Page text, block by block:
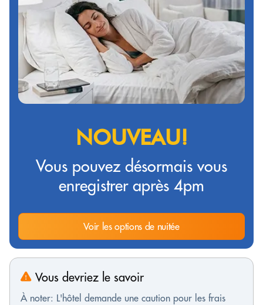
NOUVEAU!
Vous pouvez désormais vous
enregistrer après 4pm
Voir les options de nuitée
Vous devriez le savoir
À noter: L'hôtel demande une caution pour les frais